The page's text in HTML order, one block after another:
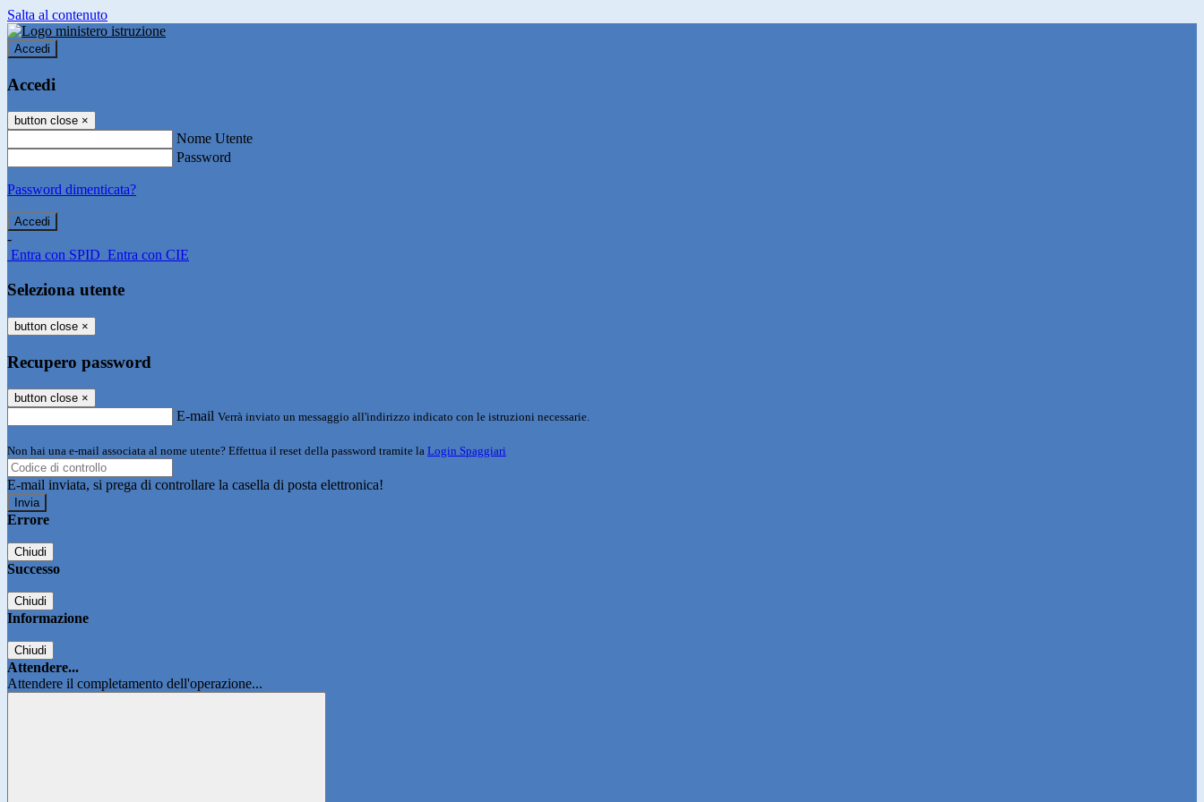
Salta al contenuto
Accedi
Accedi
button close ×
Nome Utente
Password
Password dimenticata?
-
Entra con SPID Entra con CIE
Seleziona utente
button close ×
Recupero password
button close ×
E-mail Verrà inviato un messaggio all'indirizzo indicato con le istruzioni necessarie.
Non hai una e-mail associata al nome utente? Effettua il reset della password tramite la Login Spaggiari
E-mail inviata, si prega di controllare la casella di posta elettronica!
Errore
Chiudi
Successo
Chiudi
Informazione
Chiudi
Attendere...
Attendere il completamento dell'operazione...